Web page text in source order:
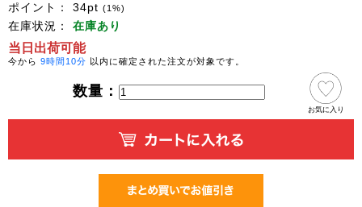
ポイント： 34pt (1%)
在庫状況： 在庫あり
当日出荷可能
今から 9時間10分 以内に確定された注文が対象です。
数量：
お気に入り